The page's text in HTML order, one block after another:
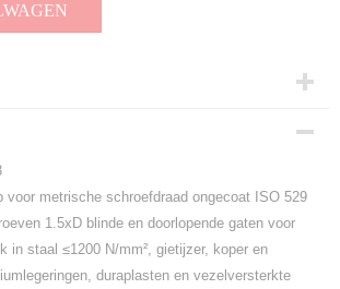
voor metrische schroefdraad ongecoat ISO 529
1.5xD blinde en doorlopende gaten voor
in staal ≤1200 N/mm², gietijzer, koper en
duraplasten en vezelversterkte